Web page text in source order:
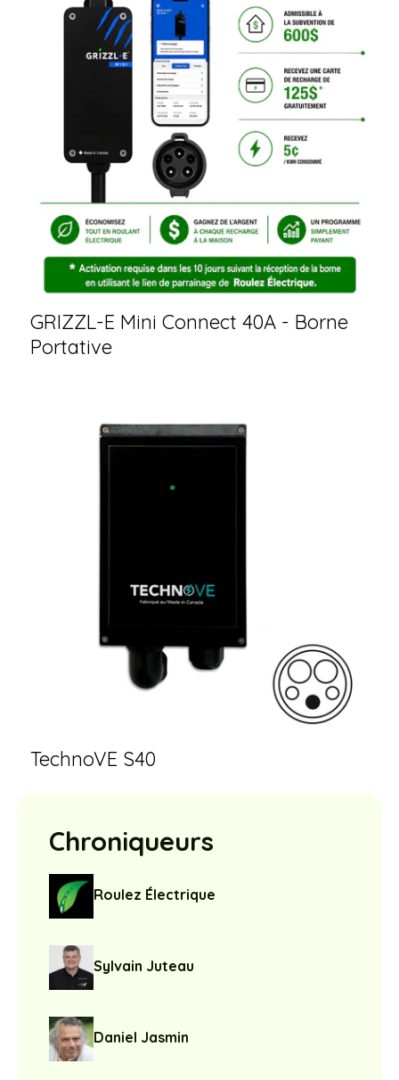
GRIZZL-E Mini Connect 40A - Borne
Portative
TechnoVE S40
Chroniqueurs
Roulez Électrique
Sylvain Juteau
Daniel Jasmin